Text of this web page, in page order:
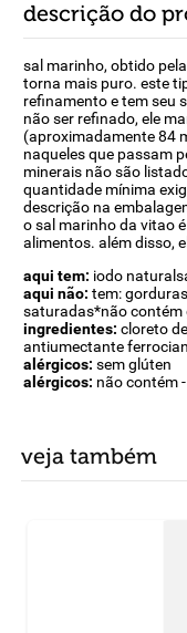
descrição do
sal marinho, obtido
torna mais puro. este
refinamento e tem seu
não ser refinado, ele
(aproximadamente 84
naqueles que passam
minerais não são
quantidade mínima
descrição na
o sal marinho da vitao
alimentos. além disso,
aqui tem: iodo
aqui não: tem:
saturadas*não
ingredientes: cloreto
antiumectante
alérgicos: sem glúten
alérgicos: não contém
veja também